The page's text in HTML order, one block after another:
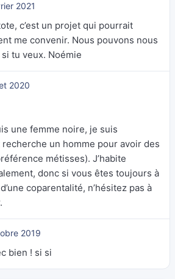
2021
c’est un projet qui pourrait
me convenir. Nous pouvons nous
tu veux. Noémie
2020
une femme noire, je suis
un homme pour avoir des
métisses). J’habite
donc si vous êtes toujours à
coparentalité, n’hésitez pas à
2019
bien ! si si